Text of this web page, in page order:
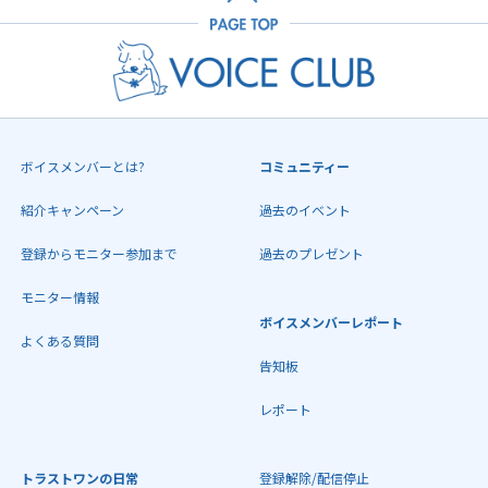
ボイスメンバーとは?
紹介キャンペーン
登録からモニター参加まで
モニター情報
よくある質問
コミュニティー
過去のイベント
過去のプレゼント
ボイスメンバーレポート
告知板
レポート
トラストワンの日常 登録解除/配信停止